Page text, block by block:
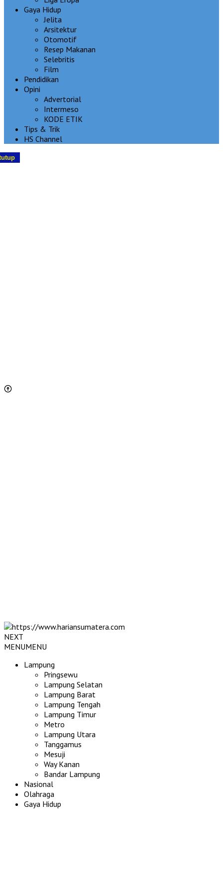
Gaya Hidup
Jelita
Arsitektur
Otomotif
Resep Makanan
Selebritis
Film
Pendidikan
Opini
Advertorial
Intermeso
KODE ETIK
Tips & Trik
HS Channel
NEXT
MENUMENU
Lampung
Pringsewu
Lampung Selatan
Lampung Barat
Lampung Tengah
Lampung Timur
Metro
Lampung Utara
Tanggamus
Mesuji
Way Kanan
Bandar Lampung
Nasional
Olahraga
Gaya Hidup